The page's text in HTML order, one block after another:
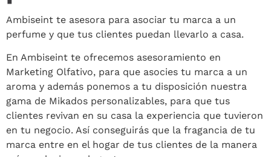
Ambiseint te asesora para asociar tu marca a un
perfume y que tus clientes puedan llevarlo a casa.
En Ambiseint te ofrecemos asesoramiento en
Marketing Olfativo, para que asocies tu marca a un
aroma y además ponemos a tu disposición nuestra
gama de Mikados personalizables, para que tus
clientes revivan en su casa la experiencia que tuvieron
en tu negocio. Así conseguirás que la fragancia de tu
marca entre en el hogar de tus clientes de la manera